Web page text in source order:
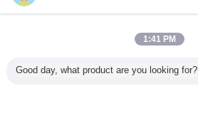
พลาสติกนําความ
พลาสติกนำความ
1:41 PM
Good day, what product are you looking for?